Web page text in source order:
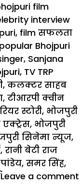
film
interview
, film सफलता
popular Bhojpuri
, Sanjana
, TV TRP
, कलक्टर साहब
, टीआरपी क्वीन
स्टोरी, भोजपुरी
एक्ट्रेस, भोजपुरी
सिनेमा न्यूज,
, रानी बेटी राज
, समर सिंह,
Leave a comment